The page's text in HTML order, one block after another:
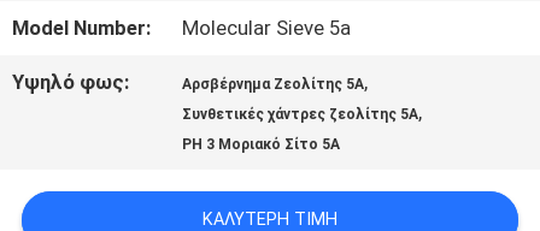
ΣΧΕΤΙΚΆ
ΕΜΆΣ
Model Number: Molecular Sieve 5a
Υψηλό φως: Αρσβέρνημα Ζεολίτης 5A,
Συνθετικές χάντρες ζεολίτης 5Α,
PH 3 Μοριακό Σίτο 5A
ΚΑΛΎΤΕΡΗ ΤΙΜΉ